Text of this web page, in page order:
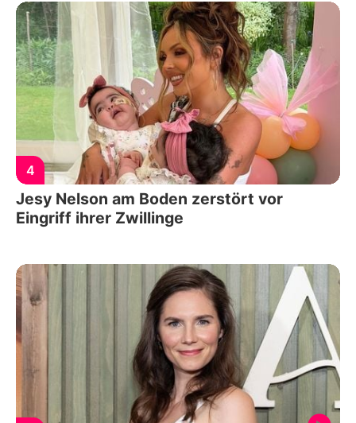
4
Jesy Nelson am Boden zerstört vor
Eingriff ihrer Zwillinge